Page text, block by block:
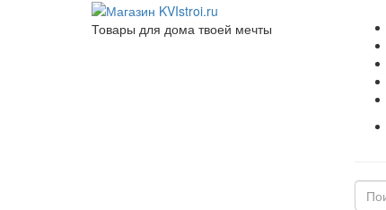
Товары для дома твоей мечты